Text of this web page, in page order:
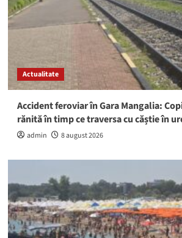
Actualitate
Accident feroviar în Gara Mangalia:
rănită în timp ce traversa cu căștie în
admin 8 august 2026